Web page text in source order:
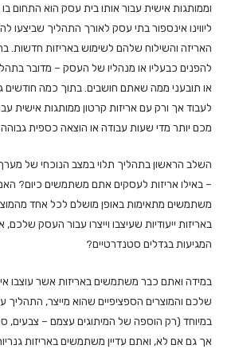
וממותגות אישית עבור אותו בית עסק הוא התחום
ליווינו אינספור בתי עסק לאורך התהליך שביצעו
האריזה והשילוח שלהם לשימוש באריזות חדשות.
להפנים כבעליו או מנהליו של העסק – מדובר
או תובעני ממה שאתם חושבים. בתוך כמה
לעבוד אך ורק עם אריזות קרטון ממותגות אישית
מכם יותר מדי שעות עבודה או הוצאה כספית גבוהה
השלב הראשון בתהליך תלוי במצב הנוכחי של
– באילו אריזות לעסקים אתם משתמשים כיום?
משתמשים מתאימות באופן מושלם לכל אחד
באריזות ייעודיות שעיצבו וייצרו עבור העסק שלכם,
המגיעות בגדלים סטנדרטיים?
במידה ואתם כבר משתמשים באריזות אשר עוצבו
שלכם והמוצרים הספציפיים שהוא מייצר, התהליך
במיוחד (רק הוספה של המיתוגים עצמם – צבעים,
אך גם אם לא, ואתם עדיין משתמשים באריזות